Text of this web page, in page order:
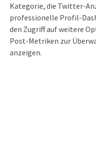
Kategorie, die Twitter-
professionelle Profil-
den Zugriff auf weitere
Post-Metriken zur
anzeigen.